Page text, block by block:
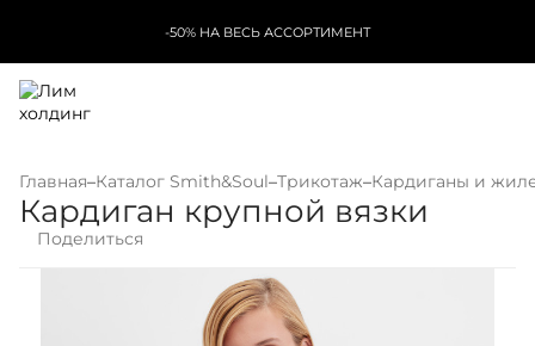
-50% НА ВЕСЬ АССОРТИМЕНТ
Главная–Каталог Smith&Soul–Трикотаж–Кардиганы и
Кардиган крупной вязки
Поделиться